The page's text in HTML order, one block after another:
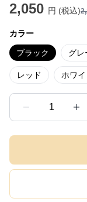
2,050 円 (税込)
カラー
ブラック グレ
レッド ホワイ
1